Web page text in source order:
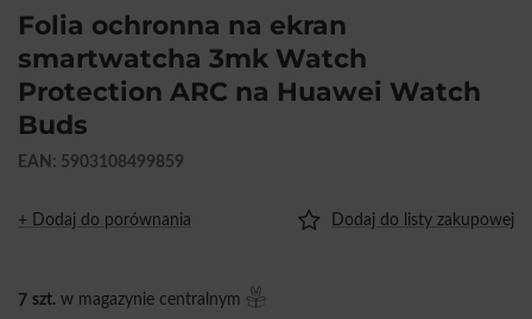
Folia ochronna na ekran
smartwatcha 3mk Watch
Protection ARC na Huawei Watch
Buds
EAN: 5903108499859
+ Dodaj do porównania Dodaj do listy zakupowej
7 szt. w magazynie centralnym